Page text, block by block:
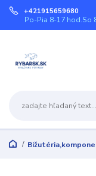
+421915659680
Po-Pia 8-17 hod.So